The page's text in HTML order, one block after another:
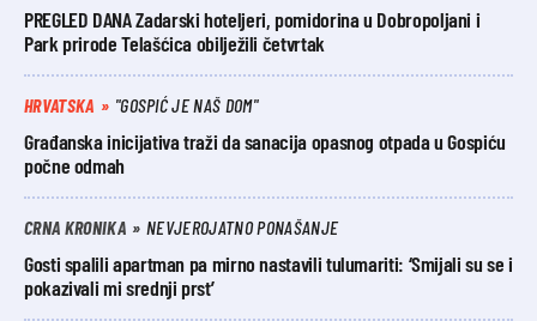
PREGLED DANA Zadarski hoteljeri, pomidorina u Dobropoljani i
Park prirode Telašćica obilježili četvrtak
HRVATSKA "GOSPIĆ JE NAŠ DOM"
Građanska inicijativa traži da sanacija opasnog otpada u Gospiću
počne odmah
CRNA KRONIKA NEVJEROJATNO PONAŠANJE
Gosti spalili apartman pa mirno nastavili tulumariti: ‘Smijali su se i
pokazivali mi srednji prst’